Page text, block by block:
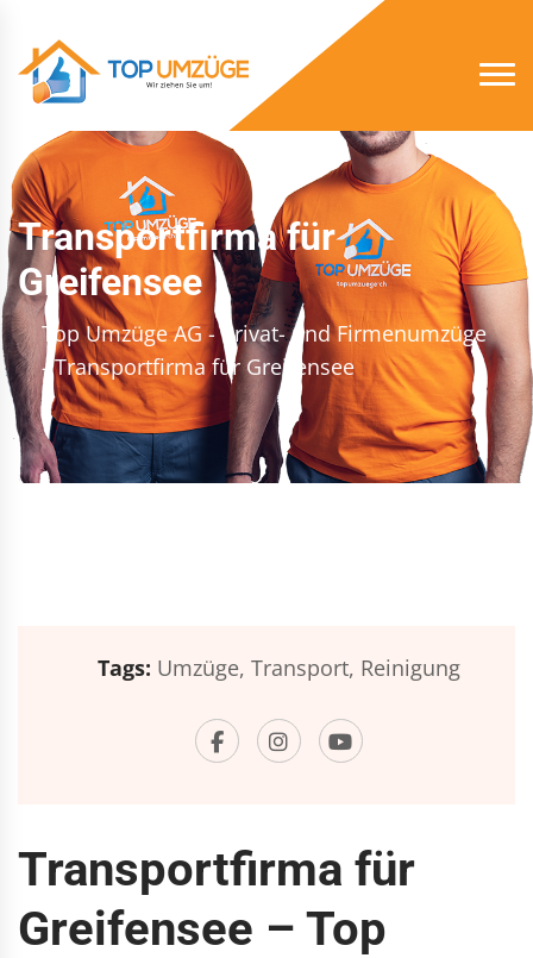
Transportfirma für
Greifensee
Top Umzüge AG - Privat- und Firmenumzüge
- Transportfirma für Greifensee
Tags: Umzüge, Transport, Reinigung
Transportfirma für
Greifensee – Top